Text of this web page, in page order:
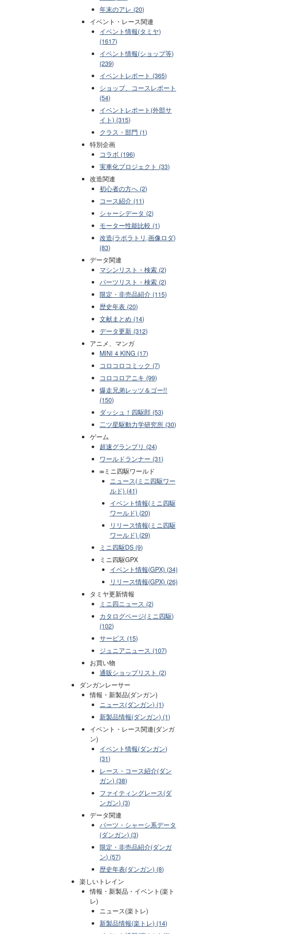
年末のアレ (20)
イベント・レース関連
イベント情報(タミヤ)
(1617)
イベント情報(ショップ等)
(239)
イベントレポート (365)
ショップ、コースレポート
(54)
イベントレポート(外部サ
イト) (315)
クラス・部門 (1)
特別企画
コラボ (196)
実車化プロジェクト (33)
改造関連
初心者の方へ (2)
コース紹介 (11)
シャーシデータ (2)
モーター性能比較 (1)
改造(ラボラトリ,画像ロダ)
(83)
データ関連
マシンリスト・検索 (2)
パーツリスト・検索 (2)
限定・非売品紹介 (115)
歴史年表 (20)
文献まとめ (14)
データ更新 (312)
アニメ、マンガ
MINI 4 KING (17)
コロコロコミック (7)
コロコロアニキ (99)
爆走兄弟レッツ＆ゴー!!
(150)
ダッシュ！四駆郎 (53)
二ツ星駆動力学研究所 (30)
ゲーム
超速グランプリ (24)
ワールドランナー (31)
∞ミニ四駆ワールド
ニュース(ミニ四駆ワー
ルド) (41)
イベント情報(ミニ四駆
ワールド) (20)
リリース情報(ミニ四駆
ワールド) (29)
ミニ四駆DS (9)
ミニ四駆GPX
イベント情報(GPX) (34)
リリース情報(GPX) (26)
タミヤ更新情報
ミニ四ニュース (2)
カタログページ(ミニ四駆)
(102)
サービス (15)
ジュニアニュース (107)
お買い物
通販ショップリスト (2)
ダンガンレーサー
情報・新製品(ダンガン)
ニュース(ダンガン) (1)
新製品情報(ダンガン) (1)
イベント・レース関連(ダンガ
ン)
イベント情報(ダンガン)
(31)
レース・コース紹介(ダン
ガン) (38)
ファイティングレース(ダ
ンガン) (3)
データ関連
パーツ・シャーシ系データ
(ダンガン) (3)
限定・非売品紹介(ダンガ
ン) (57)
歴史年表(ダンガン) (8)
楽しいトレイン
情報・新製品・イベント(楽ト
レ)
ニュース(楽トレ)
新製品情報(楽トレ) (14)